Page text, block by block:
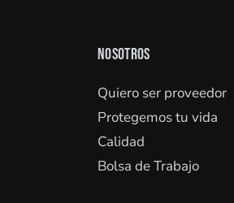
NOSOTROS
Quiero ser proveedor
Protegemos tu vida
Calidad
Bolsa de Trabajo